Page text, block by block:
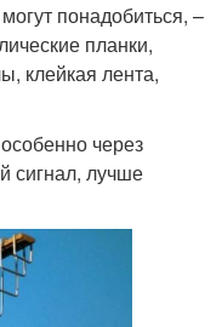
понадобиться, –
планки,
клейкая лента,
через
сигнал, лучше